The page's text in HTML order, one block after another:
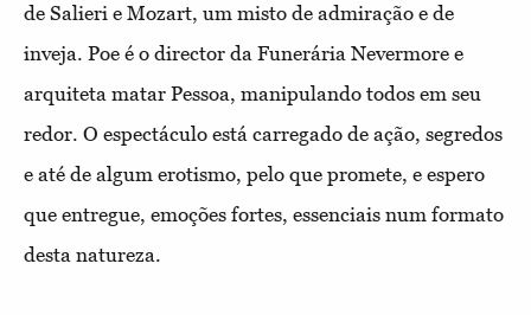
de Salieri e Mozart, um misto de admiração e de
inveja. Poe é o director da Funerária Nevermore e
arquiteta matar Pessoa, manipulando todos em seu
redor. O espectáculo está carregado de ação, segredos
e até de algum erotismo, pelo que promete, e espero
que entregue, emoções fortes, essenciais num formato
desta natureza.